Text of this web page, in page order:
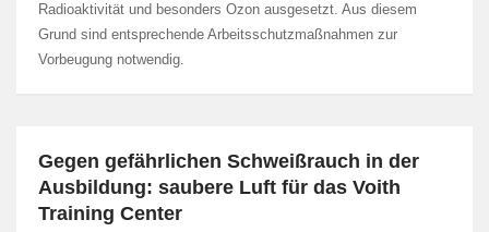
Radioaktivität und besonders Ozon ausgesetzt. Aus diesem
Grund sind entsprechende Arbeitsschutzmaßnahmen zur
Vorbeugung notwendig.
Gegen gefährlichen Schweißrauch in der
Ausbildung: saubere Luft für das Voith
Training Center